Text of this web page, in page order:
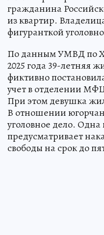
гражданина
из квартир.
фигуранткой
По данным УМВД по
2025 года 39-летняя
фиктивно
учет в отделении
При этом девушка
В отношении
уголовное дело. Одна
предусматривает
свободы на срок до